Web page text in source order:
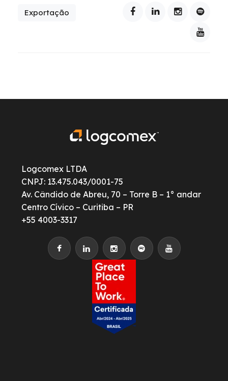
Exportação
Logcomex LTDA
CNPJ: 13.475.043/0001-75
Av. Cândido de Abreu, 70 – Torre B – 1° andar
Centro Cívico – Curitiba – PR
+55 4003-3317